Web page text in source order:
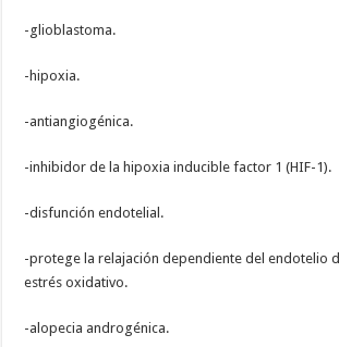
-glioblastoma.
-hipoxia.
-antiangiogénica.
-inhibidor de la hipoxia inducible factor 1 (HIF-1).
-disfunción endotelial.
-protege la relajación dependiente del endotelio
estrés oxidativo.
-alopecia androgénica.